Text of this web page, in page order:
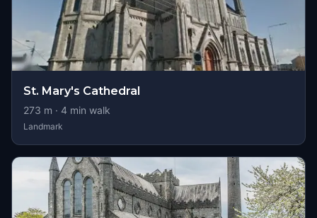
St. Mary's Cathedral
273 m · 4 min walk
Landmark